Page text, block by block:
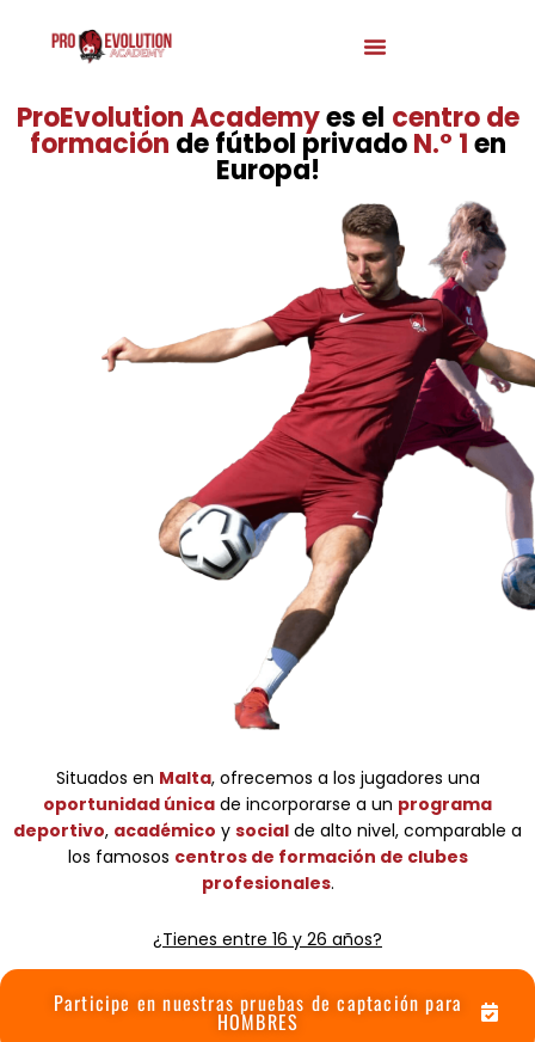
ProEvolution Academyes el centro de
formación de fútbol privado N.º 1en
Europa!
Situados en Malta, ofrecemos a los jugadores una
oportunidad única de incorporarse a un programa
deportivo, académico y social de alto nivel, comparable a
los famosos centros de formación de clubes
profesionales.
¿Tienes entre 16 y 26 años?
Participe en nuestras pruebas de captación para
HOMBRES